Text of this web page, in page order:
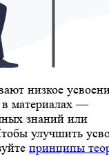
низкое
в материалах —
знаний или
улучшить
принципы